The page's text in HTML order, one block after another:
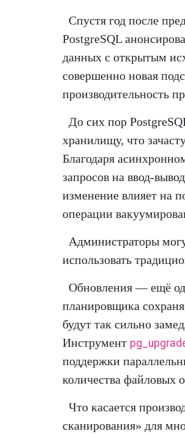
Спустя год после
PostgreSQL
данных с открытым
совершенно новая
производительность
До сих пор
хранилищу, что
Благодаря
запросов на ввод-
изменение влияет на
операции
Администраторы
использовать
Обновления — ещё
планировщика
будут так сильно
Инструмент
поддержки
количества файловых
Что касается
сканирования» для